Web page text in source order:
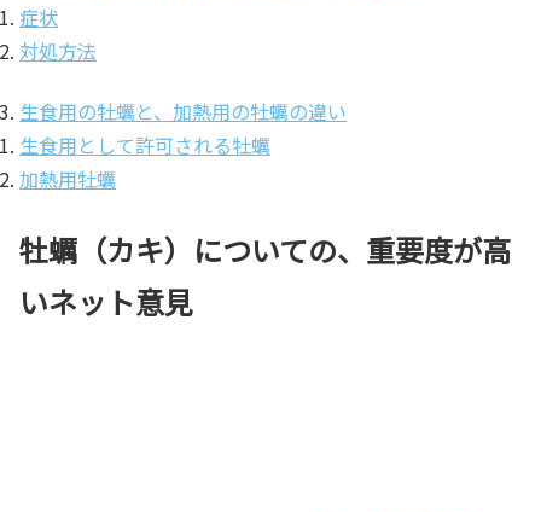
症状
対処方法
生食用の牡蠣と、加熱用の牡蠣の違い
生食用として許可される牡蠣
加熱用牡蠣
牡蠣（カキ）についての、重要度が高
いネット意見